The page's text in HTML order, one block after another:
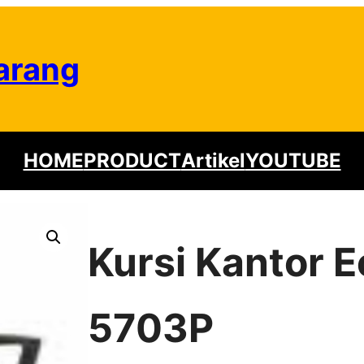
HOMEPRODUCTArtikelYOUTUBE
Kursi Kantor
5703P